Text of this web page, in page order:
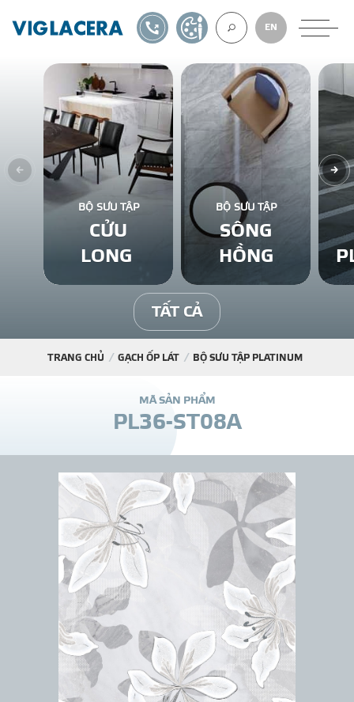
VỀ CHÚNG
GẠCH ỐP LÁT
BÊ TÔNG KHÍ
NGÓI LỢP
KÊNH PHÂN
THƯ
TIN SỰ KIỆN
TIN CHUYÊN MÔN
LIÊN HỆ - TƯ
EN
1900561582TỰ THIẾT KẾ
BỘ SƯU TẬP
CỬU
LONG
BỘ SƯU TẬP
SÔNG
HỒNG
TẤT CẢ
TRANG CHỦ GẠCH ỐP LÁT BỘ SƯU TẬP PLATINUM
MÃ SẢN PHẨM
PL36-ST08A